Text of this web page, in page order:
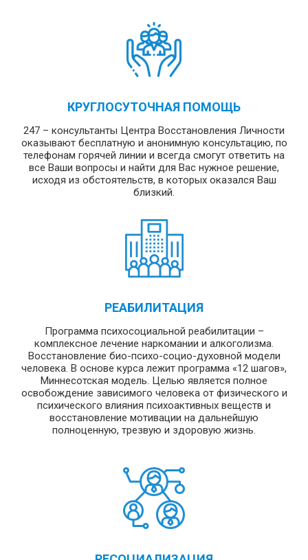
КРУГЛОСУТОЧНАЯ ПОМОЩЬ
247 – консультанты Центра Восстановления Личности
оказывают бесплатную и анонимную консультацию, по
телефонам горячей линии и всегда смогут ответить на
все Ваши вопросы и найти для Вас нужное решение,
исходя из обстоятельств, в которых оказался Ваш
близкий.
РЕАБИЛИТАЦИЯ
Программа психосоциальной реабилитации –
комплексное лечение наркомании и алкоголизма.
Восстановление био-психо-социо-духовной модели
человека. В основе курса лежит программа «12 шагов»,
Миннесотская модель. Целью является полное
освобождение зависимого человека от физического и
психического влияния психоактивных веществ и
восстановление мотивации на дальнейшую
полноценную, трезвую и здоровую жизнь.